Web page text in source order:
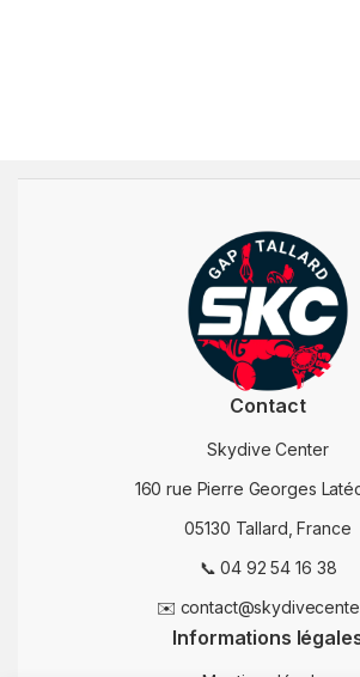
Contact
Skydive Center
160 rue Pierre Georges
05130 Tallard, France
📞 04 92 54 16 38
✉️
Informations